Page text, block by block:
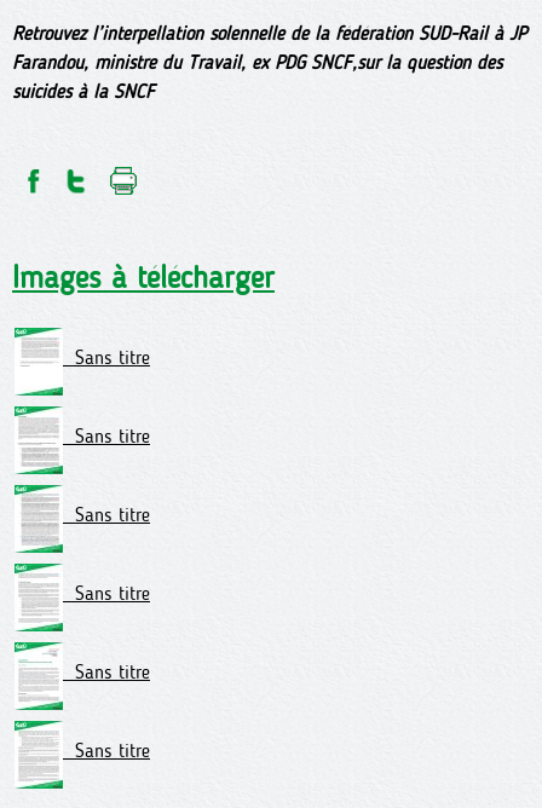
Retrouvez l’interpellation solennelle de la fédération SUD-Rail à JP
Farandou, ministre du Travail, ex PDG SNCF,sur la question des
suicides à la SNCF
Images à télécharger
Sans titre
Sans titre
Sans titre
Sans titre
Sans titre
Sans titre